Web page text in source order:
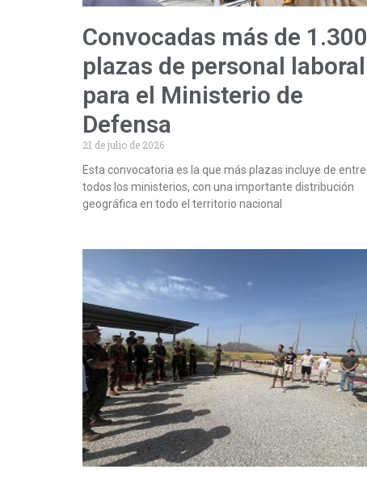
Convocadas más de 1.300
plazas de personal laboral
para el Ministerio de
Defensa
21 de julio de 2026
Esta convocatoria es la que más plazas incluye de entre
todos los ministerios, con una importante distribución
geográfica en todo el territorio nacional